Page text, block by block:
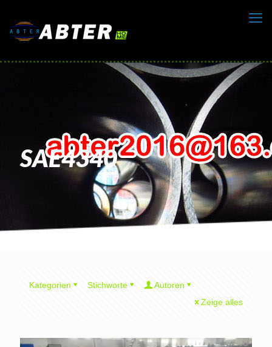
SAE4340
Kategorien Stichworte
Autoren
Zeige alles